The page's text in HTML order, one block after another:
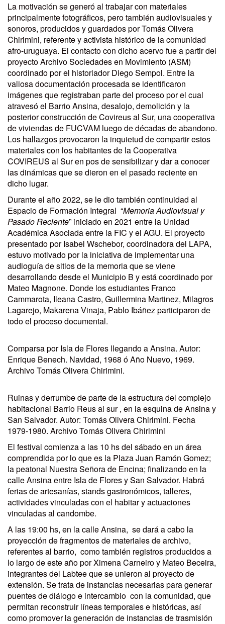
La motivación se generó al trabajar con materiales
principalmente fotográficos, pero también audiovisuales y
sonoros, producidos y guardados por Tomás Olivera
Chirimini, referente y activista histórico de la comunidad
afro-uruguaya. El contacto con dicho acervo fue a partir del
proyecto Archivo Sociedades en Movimiento (ASM)
coordinado por el historiador Diego Sempol. Entre la
valiosa documentación procesada se identificaron
imágenes que registraban parte del proceso por el cual
atravesó el Barrio Ansina, desalojo, demolición y la
posterior construcción de Covireus al Sur, una cooperativa
de viviendas de FUCVAM luego de décadas de abandono.
Los hallazgos provocaron la inquietud de compartir estos
materiales con los habitantes de la Cooperativa
COVIREUS al Sur en pos de sensibilizar y dar a conocer
las dinámicas que se dieron en el pasado reciente en
dicho lugar.
Durante el año 2022, se le dio también continuidad al
Espacio de Formación Integral “Memoria Audiovisual y
Pasado Reciente” iniciado en 2021 entre la Unidad
Académica Asociada entre la FIC y el AGU. El proyecto
presentado por Isabel Wschebor, coordinadora del LAPA,
estuvo motivado por la iniciativa de implementar una
audioguía de sitios de la memoria que se viene
desarrollando desde el Municipio B y está coordinado por
Mateo Magnone. Donde los estudiantes Franco
Cammarota, Ileana Castro, Guillermina Martinez, Milagros
Lagarejo, Makarena Vinaja, Pablo Ibáñez participaron de
todo el proceso documental.
Comparsa por Isla de Flores llegando a Ansina. Autor:
Enrique Benech. Navidad, 1968 ó Año Nuevo, 1969.
Archivo Tomás Olivera Chirimini.
Ruinas y derrumbe de parte de la estructura del complejo
habitacional Barrio Reus al sur , en la esquina de Ansina y
San Salvador. Autor: Tomás Olivera Chirimini. Fecha
1979-1980. Archivo Tomás Olivera Chirimini
El festival comienza a las 10 hs del sábado en un área
comprendida por lo que es la Plaza Juan Ramón Gomez;
la peatonal Nuestra Señora de Encina; finalizando en la
calle Ansina entre Isla de Flores y San Salvador. Habrá
ferias de artesanías, stands gastronómicos, talleres,
actividades vinculadas con el habitar y actuaciones
vinculadas al candombe.
A las 19:00 hs, en la calle Ansina, se dará a cabo la
proyección de fragmentos de materiales de archivo,
referentes al barrio, como también registros producidos a
lo largo de este año por Ximena Carneiro y Mateo Beceira,
integrantes del Labtee que se unieron al proyecto de
extensión. Se trata de instancias necesarias para generar
puentes de diálogo e intercambio con la comunidad, que
permitan reconstruir líneas temporales e históricas, así
como promover la generación de instancias de trasmisión